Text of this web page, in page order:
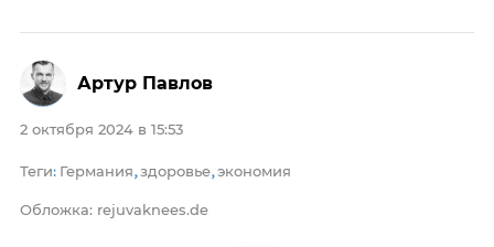
2 октября 2024 в 15:53
Теги: Германия,здоровье,экономия
Обложка: rejuvaknees.de
Артур Павлов